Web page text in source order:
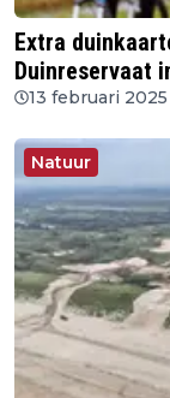
Extra
Duinreservaat
13 februari 2025
Natuur